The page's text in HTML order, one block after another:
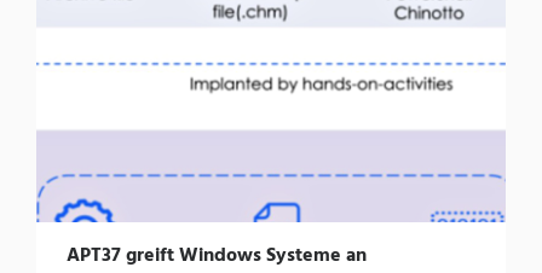
APT37 greift Windows Systeme an